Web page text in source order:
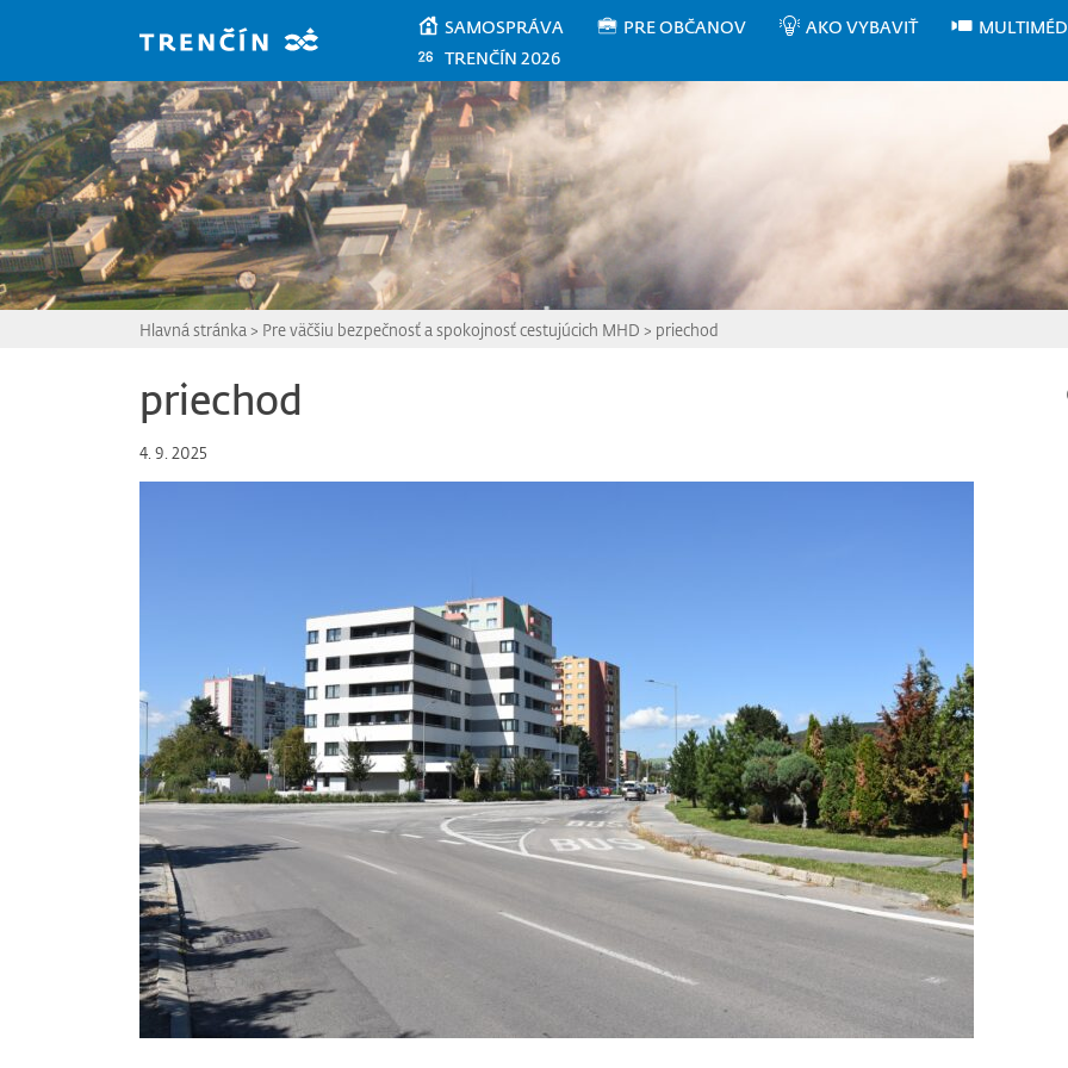
SAMOSPRÁVA PRE OBČANOV AKO VYBAVIŤ
TRENČÍN 2026
Hlavná stránka > Pre väčšiu bezpečnosť a spokojnosť cestujúcich MHD > priechod
priechod
4. 9. 2025